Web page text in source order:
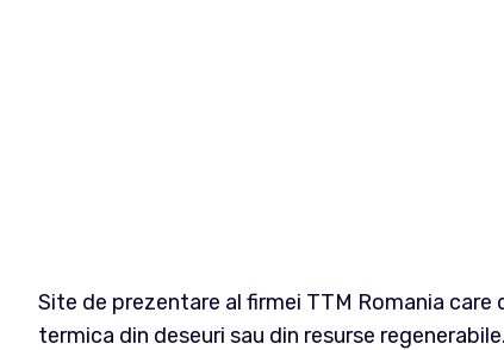
Site de prezentare al firmei TTM Romania
termica din deseuri sau din resurse